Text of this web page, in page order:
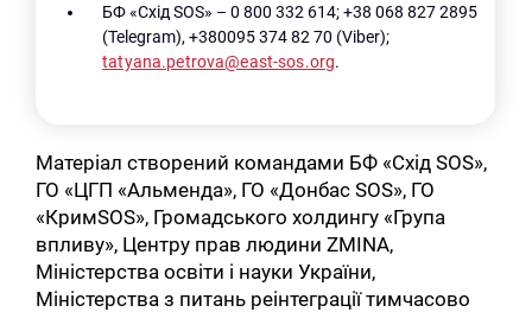
БФ «Схід SOS» – 0 800 332 614; +38 068 827 2895
(Telegram), +380095 374 82 70 (Viber);
tatyana.petrova@east-sos.org.
Матеріал створений командами БФ «Схід SOS»,
ГО «ЦГП «Альменда», ГО «Донбас SOS», ГО
«КримSOS», Громадського холдингу «Група
впливу», Центру прав людини ZMINA,
Міністерства освіти і науки України,
Міністерства з питань реінтеграції тимчасово